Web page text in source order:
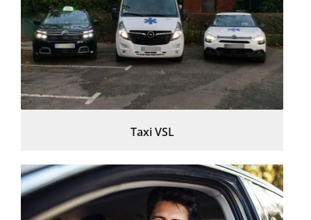
Taxi VSL